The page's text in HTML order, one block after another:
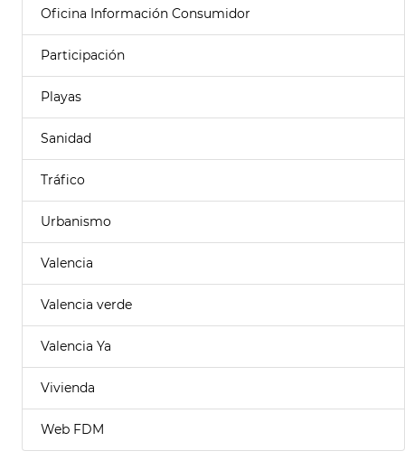
Oficina Información Consumidor
Participación
Playas
Sanidad
Tráfico
Urbanismo
Valencia
Valencia verde
Valencia Ya
Vivienda
Web FDM